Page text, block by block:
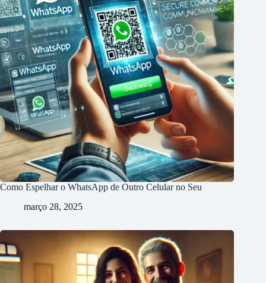
Como Espelhar o WhatsApp de Outro Celular no Seu
março 28, 2025